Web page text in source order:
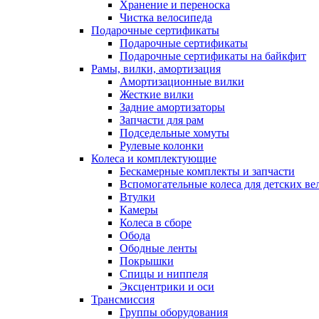
Хранение и переноска
Чистка велосипеда
Подарочные сертификаты
Подарочные сертификаты
Подарочные сертификаты на байкфит
Рамы, вилки, амортизация
Амортизационные вилки
Жесткие вилки
Задние амортизаторы
Запчасти для рам
Подседельные хомуты
Рулевые колонки
Колеса и комплектующие
Бескамерные комплекты и запчасти
Вспомогательные колеса для детских
Втулки
Камеры
Колеса в сборе
Обода
Ободные ленты
Покрышки
Спицы и ниппеля
Эксцентрики и оси
Трансмиссия
Группы оборудования